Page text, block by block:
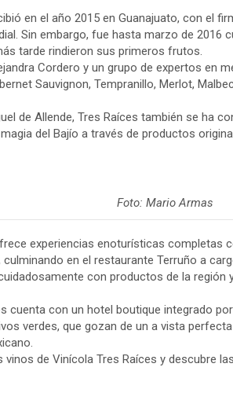
en el año 2015 en Guanajuato, con el
Sin embargo, fue hasta marzo de 2016
tarde rindieron sus primeros frutos.
Cordero y un grupo de expertos en
Sauvignon, Tempranillo, Merlot,
de Allende, Tres Raíces también se ha
del Bajío a través de productos
Foto: Mario Armas
experiencias enoturísticas completas
en el restaurante Terruño a
con productos de la región
cuenta con un hotel boutique integrado
verdes, que gozan de un a vista
de Vinícola Tres Raíces y descubre